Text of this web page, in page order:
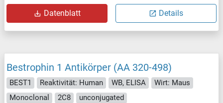
Datenblatt Details
Bestrophin 1 Antikörper (AA 320-498)
BEST1 Reaktivität: Human WB, ELISA
Wirt: Maus
Monoclonal
2C8 unconjugated